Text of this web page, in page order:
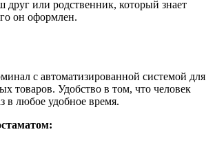
друг или родственник, который знает
он оформлен.
с автоматизированной системой для
товаров. Удобство в том, что человек
в любое удобное время.